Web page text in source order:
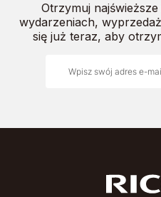
Otrzymuj
wydarzeniach,
się już teraz, aby